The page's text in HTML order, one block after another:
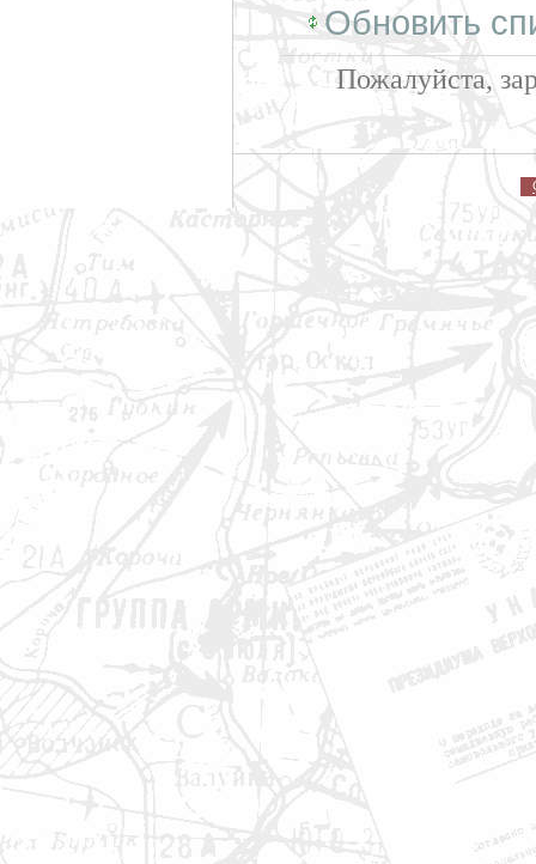
Обновить
Пожалуйста,